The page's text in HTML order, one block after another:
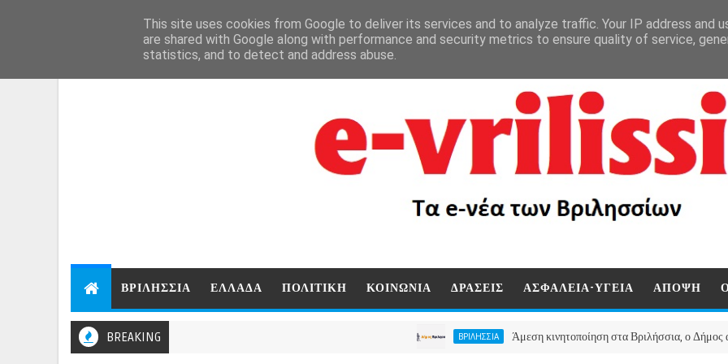
ΒΡΙΛΗΣΣΙΑ ΕΛΛΑΔΑ ΠΟΛΙΤΙΚΗ ΚΟΙΝΩΝΙΑ ΔΡΑΣΕΙΣ ΑΣΦΑΛΕΙΑ-ΥΓΕΙΑ ΑΠΟΨΗ
BREAKING ΒΡΙΛΗΣΣΙΑ Άμεση κινητοποίηση στα Βριλήσσια, ο Δήμος ανοίγει
This site uses cookies from Google to deliver its services and to analyze traffic. Your IP address and
are shared with Google along with performance and security metrics to ensure quality of service,
statistics, and to detect and address abuse.